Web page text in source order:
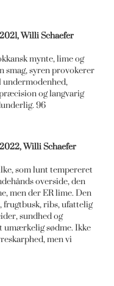
Willi Schaefer
mynte, lime og
smag, syren provokerer
og langvarig
96
Willi Schaefer
som lunt tempereret
overside, den
men der ER lime. Den
frugtbusk, ribs, ufattelig
sundhed og
umærkelig sødme. Ikke
men vi